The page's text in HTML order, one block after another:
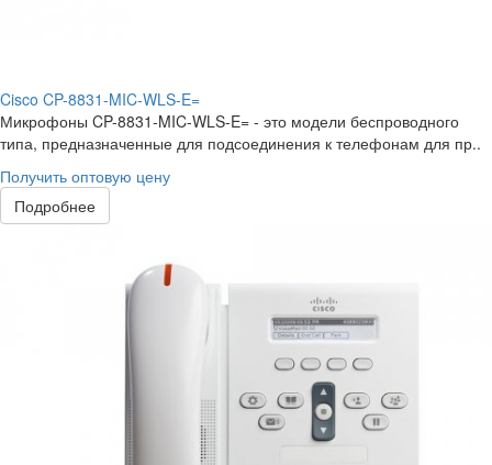
Cisco CP-8831-MIC-WLS-E=
Микрофоны CP-8831-MIC-WLS-E= - это модели беспроводного
типа, предназначенные для подсоединения к телефонам для пр..
Получить оптовую цену
Подробнее